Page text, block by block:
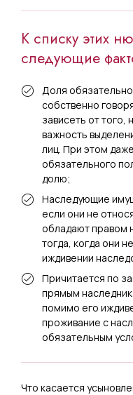
К списку этих
следующие
Доля
собственно
зависеть от того,
важность
лиц. При этом
обязательного
долю;
Наследующие
если они не
обладают правом
тогда, когда они
иждивении
Причитается по
прямым
помимо его
проживание с
обязательным
Что касается